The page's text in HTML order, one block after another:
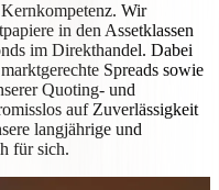
Wir
in den Assetklassen
im Direkthandel. Dabei
Spreads sowie
Quoting- und
auf Zuverlässigkeit
langjährige und
für sich.